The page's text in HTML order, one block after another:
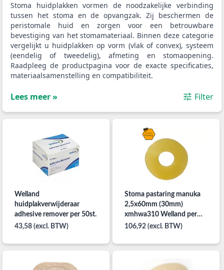
Stoma huidplakken vormen de noodzakelijke verbinding
tussen het stoma en de opvangzak. Zij beschermen de
peristomale huid en zorgen voor een betrouwbare
bevestiging van het stomamateriaal. Binnen deze categorie
vergelijkt u huidplakken op vorm (vlak of convex), systeem
(eendelig of tweedelig), afmeting en stomaopening.
Raadpleeg de productpagina voor de exacte specificaties,
materiaalsamenstelling en compatibiliteit.
Lees meer » Filter
Welland
huidplakverwijderaar
adhesive remover per 50st.
43,58 (excl. BTW)
Stoma pastaring manuka
2,5x60mm (30mm)
xmhwa310 Welland per
30st.
106,92 (excl. BTW)